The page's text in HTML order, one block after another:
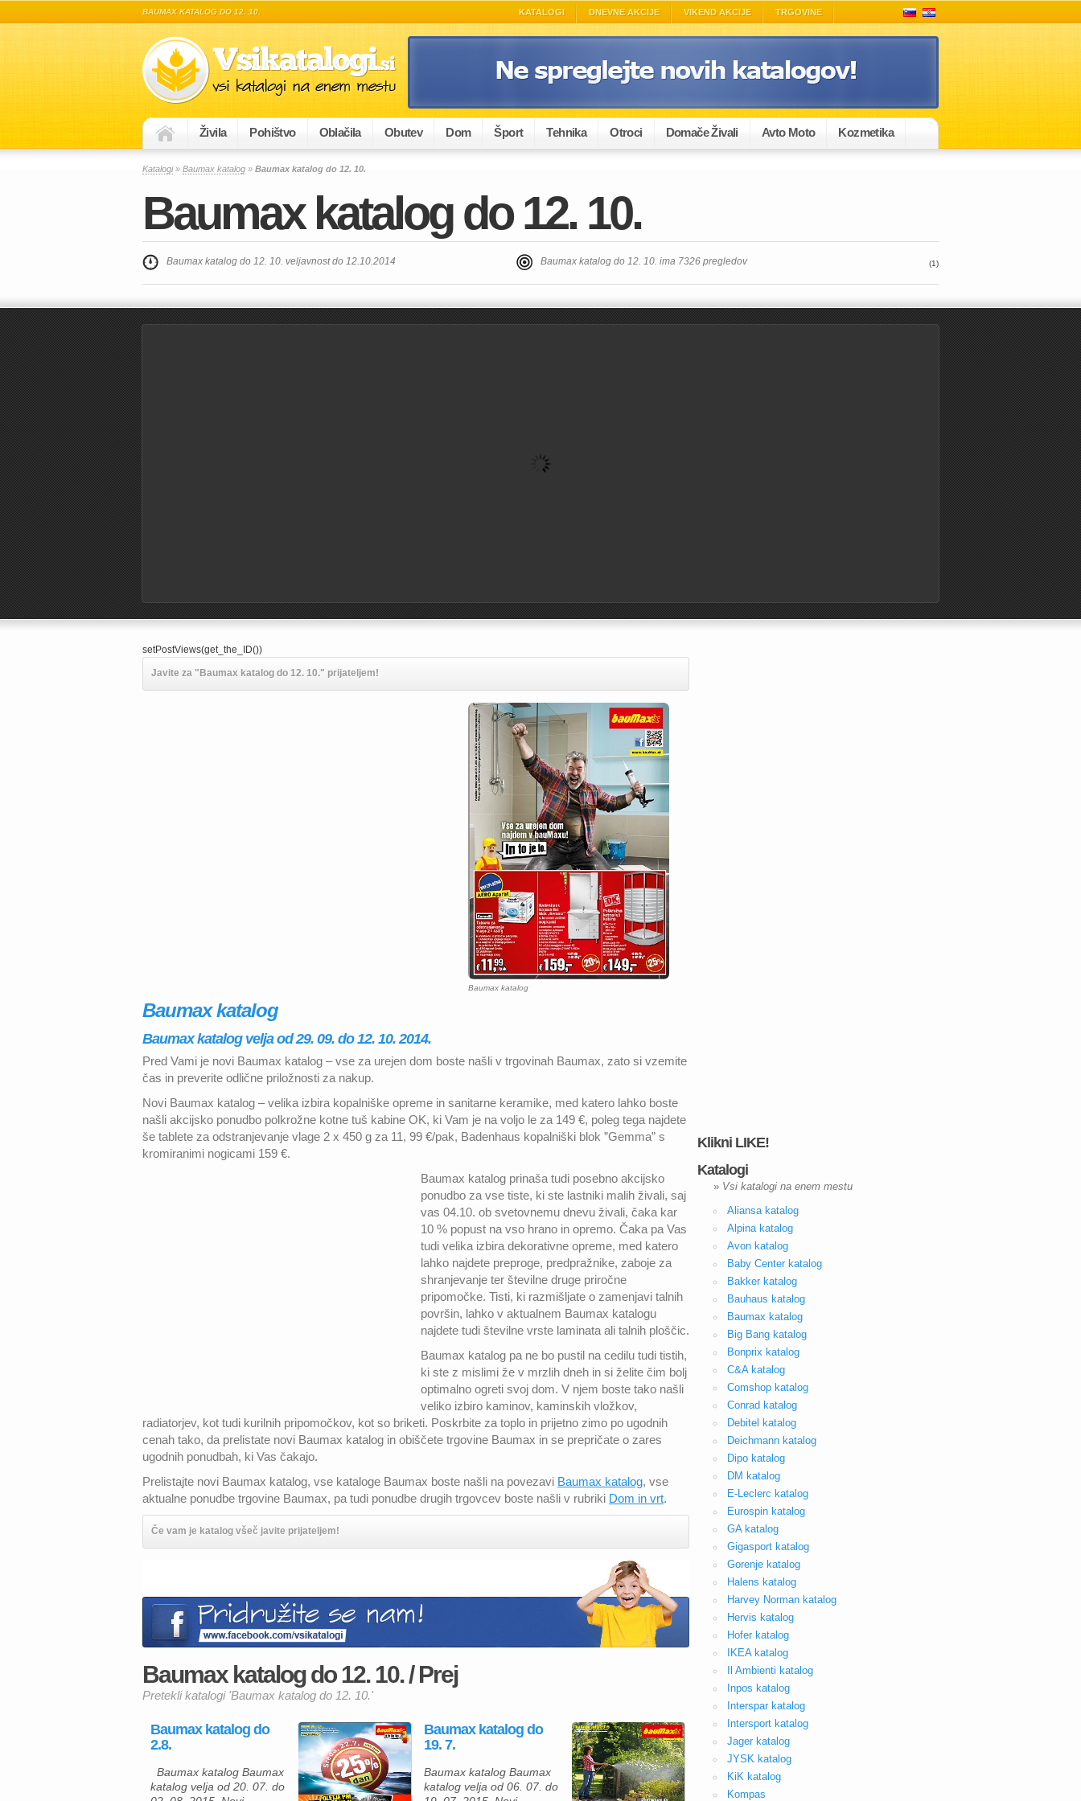
BAUMAX KATALOG DO 12. 10. KATALOGI DNEVNE AKCIJE VIKEND AKCIJE TRGOVINE
Živila Pohištvo Oblačila Obutev Dom Šport Tehnika Otroci Domače Živali Avto Moto Kozmetika
Katalogi» Baumax katalog » Baumax katalog do 12. 10.
Baumax katalog do 12. 10.
Baumax katalog do 12. 10. veljavnost do 12.10.2014 Baumax katalog do 12. 10. ima 7326 pregledov (1)
setPostViews(get_the_ID())
Javite za "Baumax katalog do 12. 10." prijateljem!
Baumax katalog
Baumax katalog
Baumax katalog velja od 29. 09. do 12. 10. 2014.
Pred Vami je novi Baumax katalog – vse za urejen dom boste našli v trgovinah Baumax, zato si vzemite
čas in preverite odlične priložnosti za nakup.
Novi Baumax katalog – velika izbira kopalniške opreme in sanitarne keramike, med katero lahko boste
našli akcijsko ponudbo polkrožne kotne tuš kabine OK, ki Vam je na voljo le za 149 €, poleg tega najdete
še tablete za odstranjevanje vlage 2 x 450 g za 11, 99 €/pak, Badenhaus kopalniški blok ”Gemma” s
kromiranimi nogicami 159 €.
Baumax katalog prinaša tudi posebno akcijsko
ponudbo za vse tiste, ki ste lastniki malih živali, saj
vas 04.10. ob svetovnemu dnevu živali, čaka kar
10 % popust na vso hrano in opremo. Čaka pa Vas
tudi velika izbira dekorativne opreme, med katero
lahko najdete preproge, predpražnike, zaboje za
shranjevanje ter številne druge priročne
pripomočke. Tisti, ki razmišljate o zamenjavi talnih
površin, lahko v aktualnem Baumax katalogu
najdete tudi številne vrste laminata ali talnih ploščic.
Baumax katalog pa ne bo pustil na cedilu tudi tistih,
ki ste z mislimi že v mrzlih dneh in si želite čim bolj
optimalno ogreti svoj dom. V njem boste tako našli
veliko izbiro kaminov, kaminskih vložkov,
radiatorjev, kot tudi kurilnih pripomočkov, kot so briketi. Poskrbite za toplo in prijetno zimo po ugodnih
cenah tako, da prelistate novi Baumax katalog in obiščete trgovine Baumax in se prepričate o zares
ugodnih ponudbah, ki Vas čakajo.
Prelistajte novi Baumax katalog, vse kataloge Baumax boste našli na povezavi Baumax katalog, vse
aktualne ponudbe trgovine Baumax, pa tudi ponudbe drugih trgovcev boste našli v rubriki Dom in vrt.
Če vam je katalog všeč javite prijateljem!
Baumax katalog do 12. 10. / Prej
Pretekli katalogi 'Baumax katalog do 12. 10.'
Baumax katalog do
2.8.
Baumax katalog Baumax
katalog velja od 20. 07. do
Baumax katalog do
19. 7.
Baumax katalog Baumax
katalog velja od 06. 07. do
Klikni LIKE!
Katalogi
» Vsi katalogi na enem mestu
Aliansa katalog
Alpina katalog
Avon katalog
Baby Center katalog
Bakker katalog
Bauhaus katalog
Baumax katalog
Big Bang katalog
Bonprix katalog
C&A katalog
Comshop katalog
Conrad katalog
Debitel katalog
Deichmann katalog
Dipo katalog
DM katalog
E-Leclerc katalog
Eurospin katalog
GA katalog
Gigasport katalog
Gorenje katalog
Halens katalog
Harvey Norman katalog
Hervis katalog
Hofer katalog
IKEA katalog
Il Ambienti katalog
Inpos katalog
Interspar katalog
Intersport katalog
Jager katalog
JYSK katalog
KiK katalog
Kompas